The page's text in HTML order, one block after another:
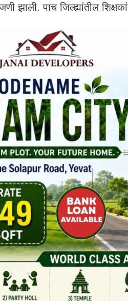
झाली. पाच जिल्ह्यांतील